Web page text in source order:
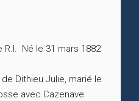
R.I. Né le 31 mars 1882
Dithieu Julie, marié le
avec Cazenave